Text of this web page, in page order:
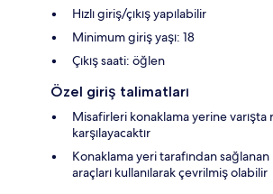
Hızlı giriş/çıkış yapılabilir
Minimum giriş yaşı: 18
Çıkış saati: öğlen
Özel giriş talimatları
Misafirleri konaklama yerine
karşılayacaktır
Konaklama yeri tarafından
araçları kullanılarak çevrilmiş olabilir